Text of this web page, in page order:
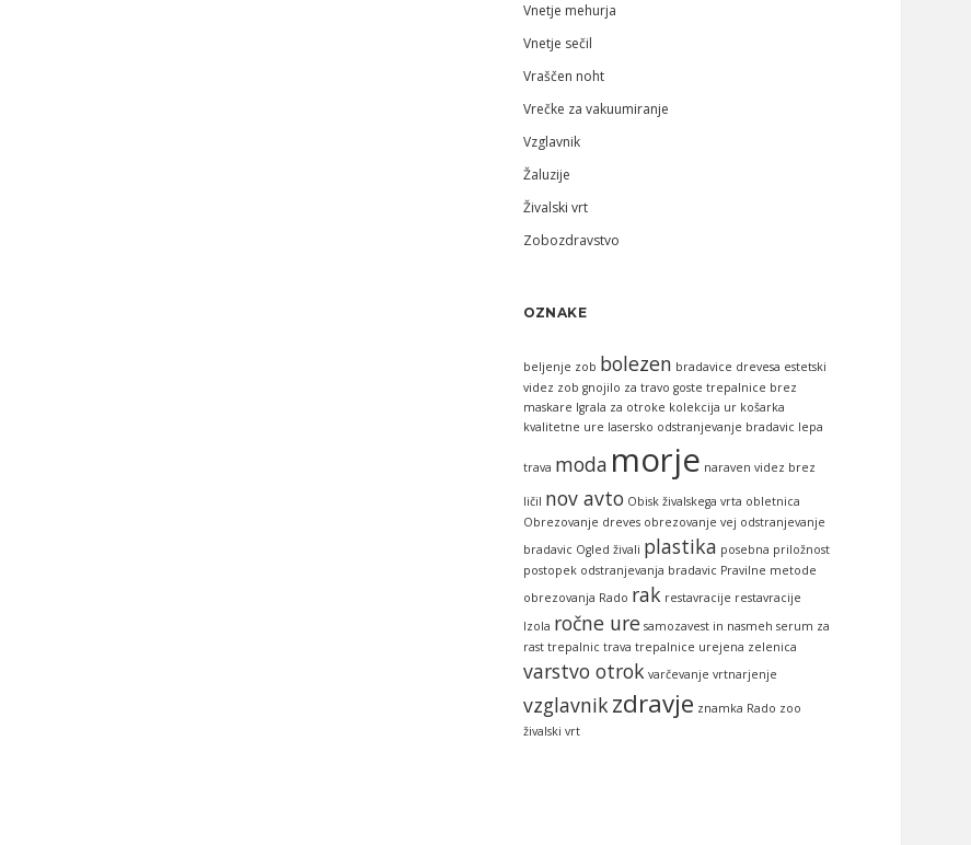
Vnetje mehurja
Vnetje sečil
Vraščen noht
Vrečke za vakuumiranje
Vzglavnik
Žaluzije
Živalski vrt
Zobozdravstvo
OZNAKE
beljenje zob bolezen bradavice drevesa estetski
videz zob gnojilo za travo goste trepalnice brez
maskare Igrala za otroke kolekcija ur košarka
kvalitetne ure lasersko odstranjevanje bradavic lepa
trava moda morje naraven videz brez
ličil nov avto Obisk živalskega vrta obletnica
Obrezovanje dreves obrezovanje vej odstranjevanje
bradavic Ogled živali plastika posebna priložnost
postopek odstranjevanja bradavic Pravilne metode
obrezovanja Rado rak restavracije restavracije
Izola ročne ure samozavest in nasmeh serum za
rast trepalnic trava trepalnice urejena zelenica
varstvo otrok varčevanje vrtnarjenje
vzglavnikzdravje znamka Rado zoo
živalski vrt